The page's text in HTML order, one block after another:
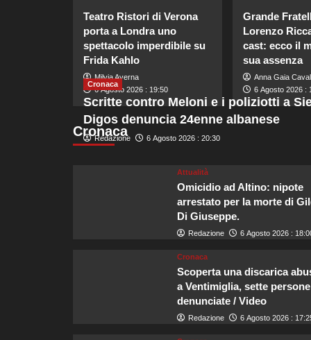
Teatro Ristori di Verona
porta a Londra uno
spettacolo imperdibile su
Frida Kahlo
Milvia Averna
6 Agosto 2026 : 19:50
Grande
Lorenzo
cast: ecco il
sua assenza
Anna Gaia
6 Agosto 2026 :
Cronaca
Cronaca
Scritte contro Meloni e i poliziotti a
Digos denuncia 24enne albanese
Redazione 6 Agosto 2026 : 20:30
Attualità
Omicidio ad Altino: nipote
arrestato per la morte di
Di Giuseppe.
Redazione 6 Agosto 2026 :
Cronaca
Scoperta una discarica
a Ventimiglia, sette persone
denunciate / Video
Redazione 6 Agosto 2026 :